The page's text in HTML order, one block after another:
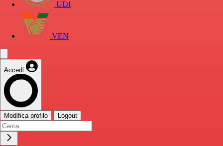
UDI
VEN
Accedi
Modifica profilo Logout